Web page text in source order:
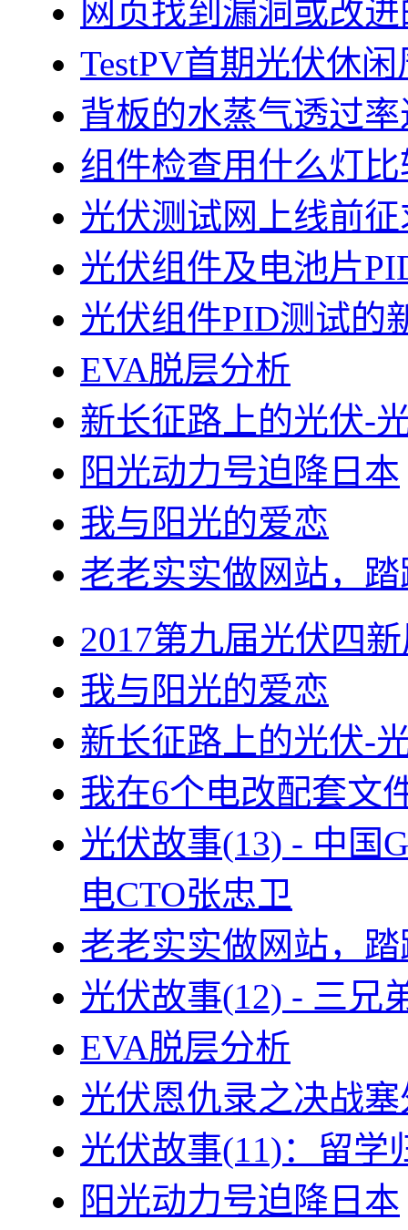
网页找到漏洞或改
TestPV首期光伏休
背板的水蒸气透过
组件检查用什么灯
光伏测试网上线前
光伏组件及电池片
光伏组件PID测试的
EVA脱层分析
新长征路上的光伏-
阳光动力号迫降日本
我与阳光的爱恋
老老实实做网站，
2017第九届光伏四
我与阳光的爱恋
新长征路上的光伏-
我在6个电改配套文
光伏故事(13) - 中国
电CTO张忠卫
老老实实做网站，
光伏故事(12) - 三兄
EVA脱层分析
光伏恩仇录之决战
光伏故事(11)：留学
阳光动力号迫降日本